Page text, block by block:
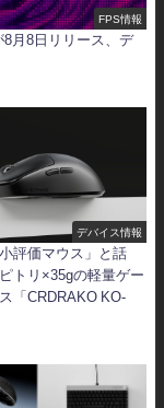
FPS情報
月8日リリース、デ
デバイス情報
評価マウス」と話
トリ×35gの軽量ゲー
「CRDRAKO KO-